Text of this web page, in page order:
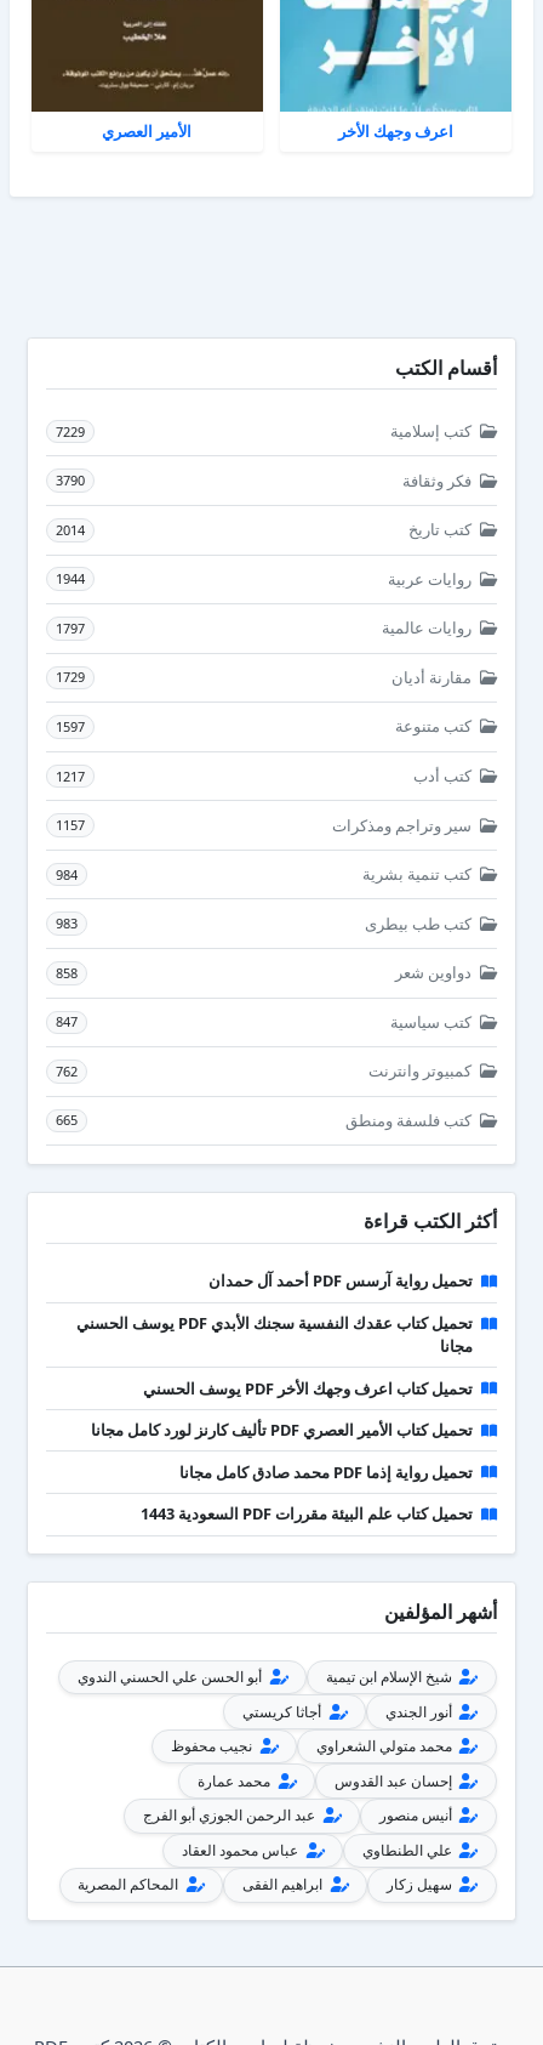
اعرف وجهك الأخر الأمير العصري
أقسام الكتب
كتب إسلامية 7229
فكر وثقافة 3790
كتب تاريخ 2014
روايات عربية 1944
روايات عالمية 1797
مقارنة أديان 1729
كتب متنوعة 1597
كتب أدب 1217
سير وتراجم ومذكرات 1157
كتب تنمية بشرية 984
كتب طب بيطرى 983
دواوين شعر 858
كتب سياسية 847
كمبيوتر وانترنت 762
كتب فلسفة ومنطق 665
أكثر الكتب قراءة
تحميل رواية آرسس PDF أحمد آل حمدان
تحميل كتاب عقدك النفسية سجنك الأبدي PDF يوسف الحسني
مجانا
تحميل كتاب اعرف وجهك الأخر PDF يوسف الحسني
تحميل كتاب الأمير العصري PDF تأليف كارنز لورد كامل مجانا
تحميل رواية إذما PDF محمد صادق كامل مجانا
تحميل كتاب علم البيئة مقررات PDF السعودية 1443
أشهر المؤلفين
شيخ الإسلام ابن تيمية
أبو الحسن علي الحسني الندوي
أنور الجندي
أجاثا كريستي
محمد متولي الشعراوي
نجيب محفوظ
إحسان عبد القدوس
محمد عمارة
أنيس منصور
عبد الرحمن الجوزي أبو الفرج
علي الطنطاوي
عباس محمود العقاد
سهيل زكار
ابراهيم الفقى المحاكم المصرية